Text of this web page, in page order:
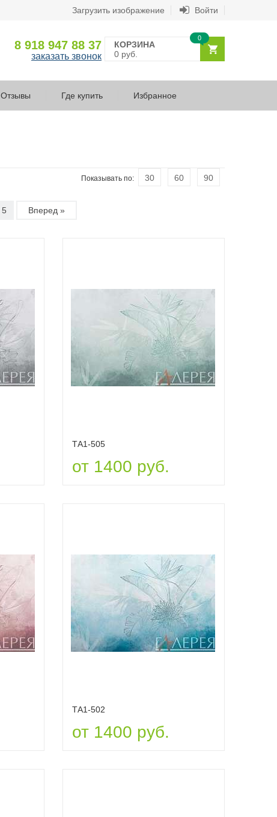
Загрузить изображение Войти
8 918 947 88 37
заказать звонок
КОРЗИНА
0 руб.
0
Отзывы Где купить Избранное
Показывать по: 30 60 90
5 Вперед »
ТА1-505
от 1400 руб.
ТА1-502
от 1400 руб.